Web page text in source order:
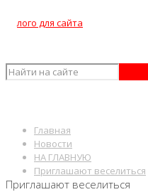
Главная
Новости
НА ГЛАВНУЮ
Приглашают веселиться
Приглашают веселиться